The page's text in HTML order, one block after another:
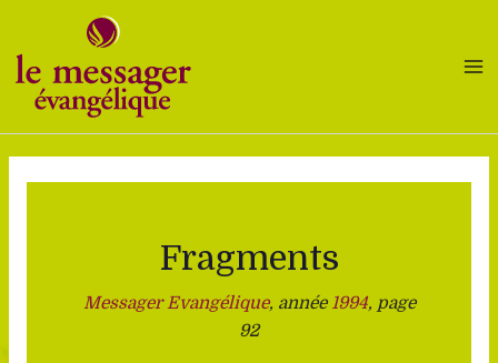
contenu
Fragments
Messager Evangélique, année1994, page
92